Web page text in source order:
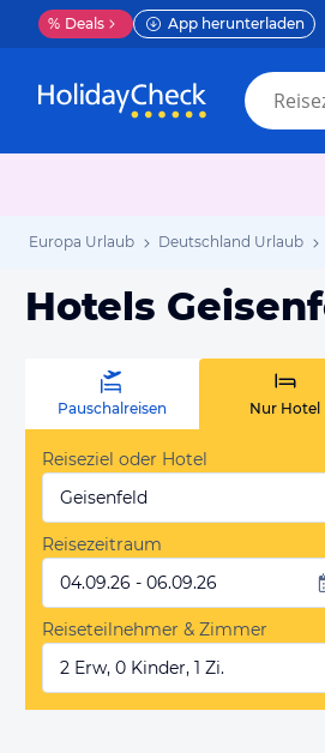
% Deals App herunterladen
Europa Urlaub Deutschland Urlaub
Hotels
Pauschalreisen Nur Hotel
Reiseziel oder Hotel
Geisenfeld
Reisezeitraum
04.09.26 - 06.09.26
Reiseteilnehmer & Zimmer
2 Erw, 0 Kinder, 1 Zi.